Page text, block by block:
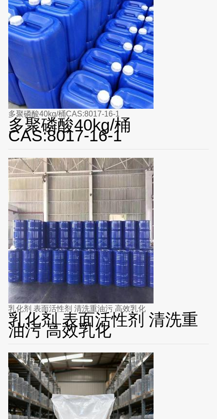
多聚磷酸40kg/桶CAS:8017-16-1
多聚磷酸40kg/桶
CAS:8017-16-1
乳化剂 表面活性剂 清洗重油污 高效乳化
乳化剂 表面活性剂 清洗重
油污 高效乳化